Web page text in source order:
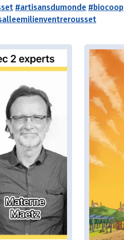
#artisansdumonde #biocoop